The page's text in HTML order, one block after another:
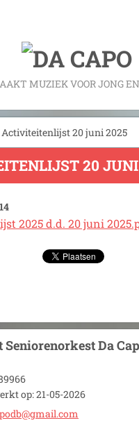
MUZIEK VOOR JONG
Activiteitenlijst 20 juni 2025
20
2025 d.d. 20 juni
Seniorenorkest Da
op: 21-05-2026
odb@gmail.com